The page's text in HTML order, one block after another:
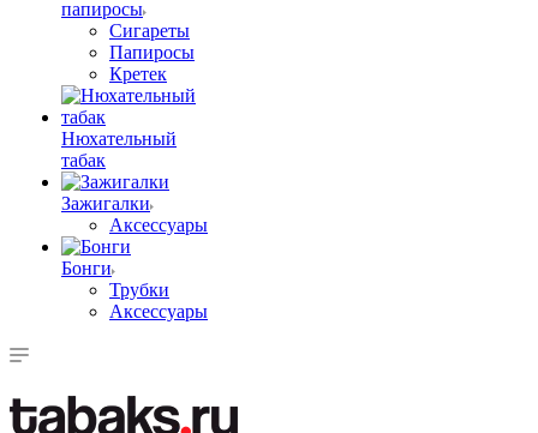
папиросы
Сигареты
Папиросы
Кретек
Нюхательный
табак
Зажигалки
Аксессуары
Бонги
Трубки
Аксессуары